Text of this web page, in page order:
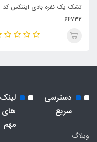
تشک یک نفره بادی اینتکس کد
64732
دسترسی
سریع
وبلاگ
لینک
های
مهم